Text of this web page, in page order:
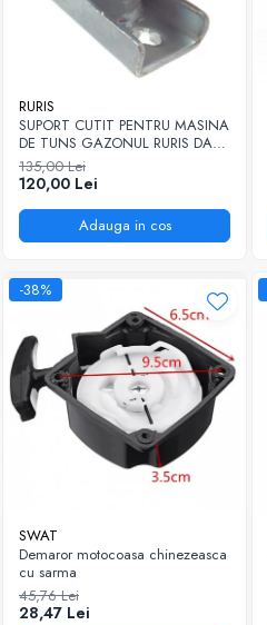
RURIS
SUPORT CUTIT PENTRU MASINA
DE TUNS GAZONUL RURIS DAC
109XL
135,00 Lei
120,00 Lei
Adauga in cos
-38%
SWAT
Demaror motocoasa chinezeasca
cu sarma
45,76 Lei
28,47 Lei